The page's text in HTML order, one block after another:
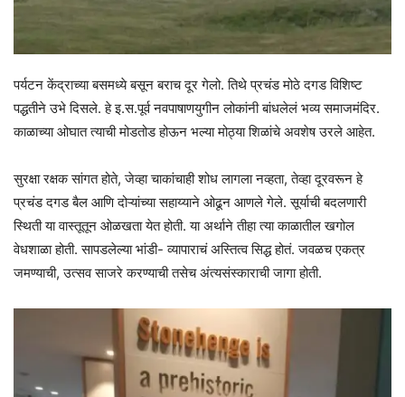
पर्यटन केंद्राच्या बसमध्ये बसून बराच दूर गेलो. तिथे प्रचंड मोठे दगड विशिष्ट
पद्धतीने उभे दिसले. हे इ.स.पूर्व नवपाषाणयुगीन लोकांनी बांधलेलं भव्य समाजमंदिर.
काळाच्या ओघात त्याची मोडतोड होऊन भल्या मोठ्या शिळांचे अवशेष उरले आहेत.
सुरक्षा रक्षक सांगत होते, जेव्हा चाकांचाही शोध लागला नव्हता, तेव्हा दूरवरून हे
प्रचंड दगड बैल आणि दोऱ्यांच्या सहाय्याने ओढून आणले गेले. सूर्याची बदलणारी
स्थिती या वास्तूतून ओळखता येत होती. या अर्थाने तीहा त्या काळातील खगोल
वेधशाळा होती. सापडलेल्या भांडी- व्यापाराचं अस्तित्व सिद्ध होतं. जवळच एकत्र
जमण्याची, उत्सव साजरे करण्याची तसेच अंत्यसंस्काराची जागा होती.